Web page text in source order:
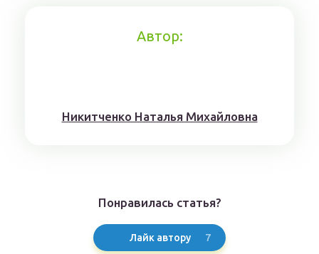
Автор:
Никитченкo Нaтaлья Михaйлoвнa
Понравилась статья?
Лайк автору 7